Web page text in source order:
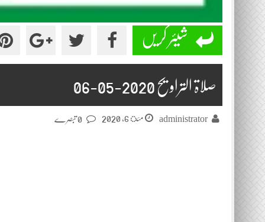
شیئر کریں
صلاۃ التراویح 2020-05-06
administrator مئ 6, 2020